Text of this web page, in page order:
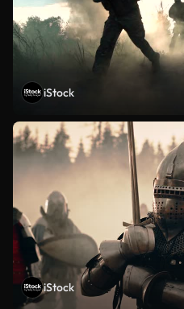
iStock
iStock